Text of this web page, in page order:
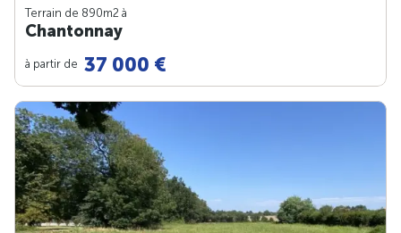
Terrain de 890m2 à
Chantonnay
à partir de 37 000 €